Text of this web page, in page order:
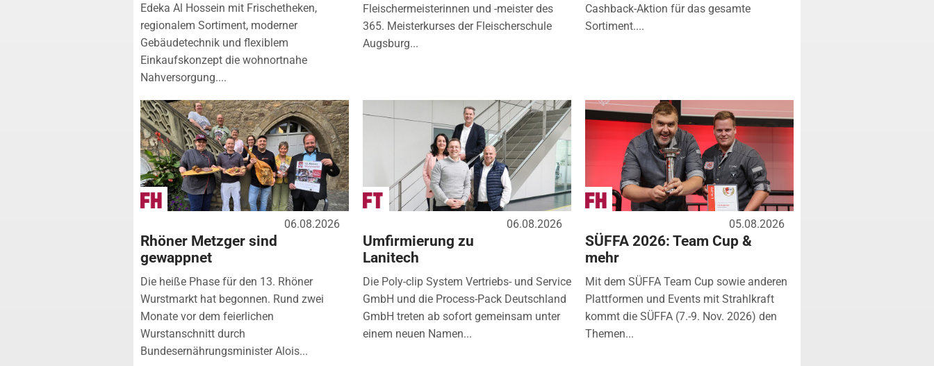
Edeka Al Hossein mit Frischetheken,
regionalem Sortiment, moderner
Gebäudetechnik und flexiblem
Einkaufskonzept die wohnortnahe
Nahversorgung....
Fleischermeisterinnen und -meister des
365. Meisterkurses der Fleischerschule
Augsburg...
Cashback-Aktion für das gesamte
Sortiment....
06.08.2026
Rhöner Metzger sind
gewappnet
Die heiße Phase für den 13. Rhöner
Wurstmarkt hat begonnen. Rund zwei
Monate vor dem feierlichen
Wurstanschnitt durch
Bundesernährungsminister Alois...
06.08.2026
Umfirmierung zu
Lanitech
Die Poly-clip System Vertriebs- und Service
GmbH und die Process-Pack Deutschland
GmbH treten ab sofort gemeinsam unter
einem neuen Namen...
05.08.2026
SÜFFA 2026: Team Cup &
mehr
Mit dem SÜFFA Team Cup sowie anderen
Plattformen und Events mit Strahlkraft
kommt die SÜFFA (7.-9. Nov. 2026) den
Themen...